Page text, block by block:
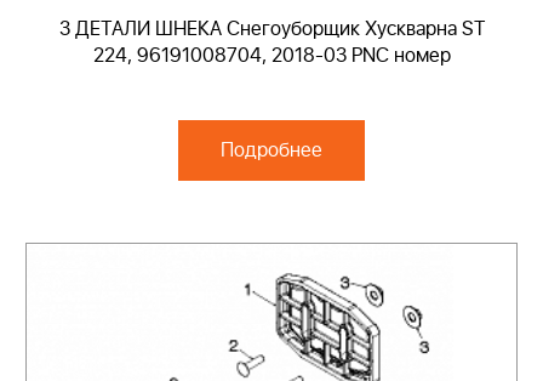
3 ДЕТАЛИ ШНЕКА Снегоуборщик Хускварна ST
224, 96191008704, 2018-03 PNC номер
Подробнее